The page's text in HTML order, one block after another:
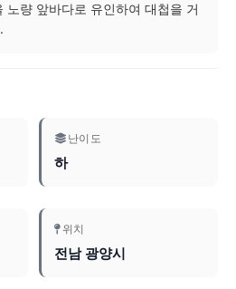
노량 앞바다로 유인하여 대첩을 거
난이도
하
위치
전남 광양시